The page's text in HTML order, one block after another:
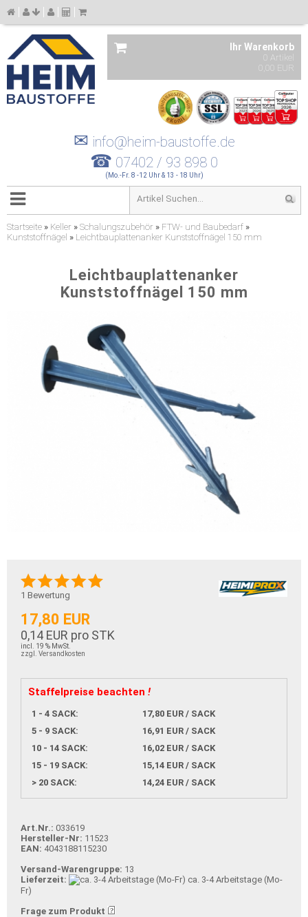
Ihr Warenkorb
0 Artikel
0,00 EUR
✉ info@heim-baustoffe.de
☎ 07402 / 93 898 0
(Mo.-Fr. 8 -12 Uhr & 13 - 18 Uhr)
Startseite » Keller » Schalungszubehör » FTW- und Baubedarf »
Kunststoffnägel » Leichtbauplattenanker Kunststoffnägel 150 mm
Leichtbauplattenanker
Kunststoffnägel 150 mm
1 Bewertung
17,80 EUR
0,14 EUR pro STK
incl. 19 % MwSt.
zzgl. Versandkosten
Staffelpreise beachten !
1 - 4 SACK:
17,80 EUR / SACK
5 - 9 SACK:
16,91 EUR / SACK
10 - 14 SACK:
16,02 EUR / SACK
15 - 19 SACK:
15,14 EUR / SACK
> 20 SACK:
14,24 EUR / SACK
Art.Nr.: 033619
Hersteller-Nr: 11523
EAN: 4043188115230
Versand-Warengruppe: 13
Lieferzeit:
ca. 3-4 Arbeitstage (Mo-
Fr)
Frage zum Produkt